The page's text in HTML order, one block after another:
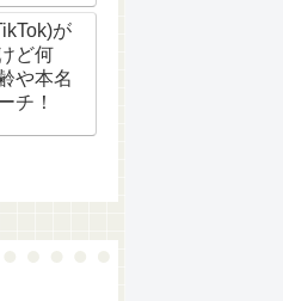
Is it
included]
が
ど何
や本名
チ！